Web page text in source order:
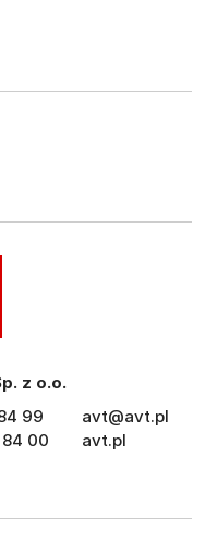
z o.o.
99
00
avt@avt.pl
avt.pl